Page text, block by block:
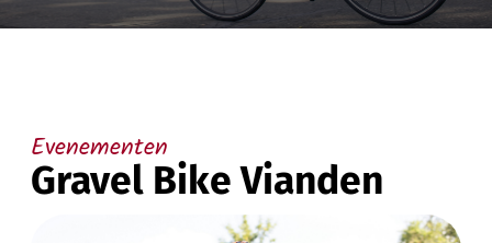
Evenementen
Gravel Bike Vianden